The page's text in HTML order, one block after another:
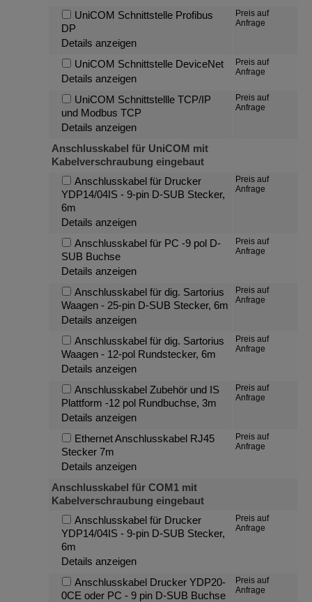
UniCOM Schnittstelle Profibus
DP
Details anzeigen
Preis auf
Anfrage
UniCOM Schnittstelle DeviceNet
Details anzeigen
Preis auf
Anfrage
UniCOM Schnittstellle TCP/IP
und Modbus TCP
Details anzeigen
Preis auf
Anfrage
Anschlusskabel für UniCOM mit
Kabelverschraubung eingebaut
Anschlusskabel für Drucker
YDP14/04IS - 9-pin D-SUB Stecker,
6m
Details anzeigen
Preis auf
Anfrage
Anschlusskabel für PC -9 pol D-
SUB Buchse
Details anzeigen
Preis auf
Anfrage
Anschlusskabel für dig. Sartorius
Waagen - 25-pin D-SUB Stecker, 6m
Details anzeigen
Preis auf
Anfrage
Anschlusskabel für dig. Sartorius
Waagen - 12-pol Rundstecker, 6m
Details anzeigen
Preis auf
Anfrage
Anschlusskabel Zubehör und IS
Plattform -12 pol Rundbuchse, 3m
Details anzeigen
Preis auf
Anfrage
Ethernet Anschlusskabel RJ45
Stecker 7m
Details anzeigen
Preis auf
Anfrage
Anschlusskabel für COM1 mit
Kabelverschraubung eingebaut
Anschlusskabel für Drucker
YDP14/04IS - 9-pin D-SUB Stecker,
6m
Details anzeigen
Preis auf
Anfrage
Anschlusskabel Drucker YDP20-
0CE oder PC - 9 pin D-SUB Buchse
Preis auf
Anfrage